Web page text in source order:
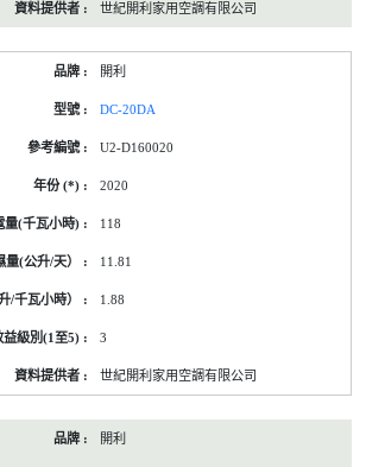
世紀開利家用空調有限公司
開利
DC-20DA
U2-D160020
2020
118
11.81
1.88
3
世紀開利家用空調有限公司
開利